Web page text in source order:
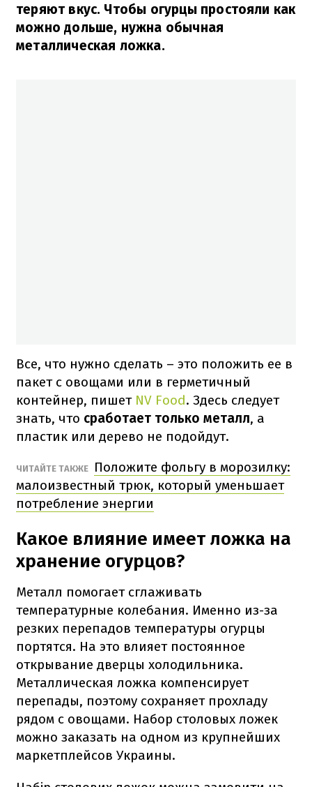
теряют вкус. Чтобы огурцы простояли как
можно дольше, нужна обычная
металлическая ложка.
Все, что нужно сделать – это положить ее в
пакет с овощами или в герметичный
контейнер, пишет NV Food. Здесь следует
знать, что сработает только металл, а
пластик или дерево не подойдут.
ЧИТАЙТЕ ТАКЖЕ
Положите фольгу в морозилку:
малоизвестный трюк, который уменьшает
потребление энергии
Какое влияние имеет ложка на
хранение огурцов?
Металл помогает сглаживать
температурные колебания. Именно из-за
резких перепадов температуры огурцы
портятся. На это влияет постоянное
открывание дверцы холодильника.
Металлическая ложка компенсирует
перепады, поэтому сохраняет прохладу
рядом с овощами. Набор столовых ложек
можно заказать на одном из крупнейших
маркетплейсов Украины.